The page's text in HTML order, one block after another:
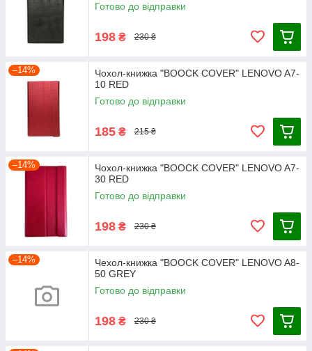
Готово до відправки
198 ₴ 230 ₴
–14%
Чохол-книжка "BOOCK COVER" LENOVO A7-
10 RED
Готово до відправки
185 ₴ 215 ₴
–14%
Чохол-книжка "BOOCK COVER" LENOVO A7-
30 RED
Готово до відправки
198 ₴ 230 ₴
–14%
Чехол-книжка "BOOCK COVER" LENOVO A8-
50 GREY
Готово до відправки
198 ₴ 230 ₴